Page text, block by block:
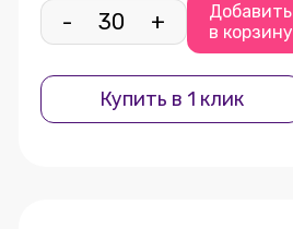
- +
Добавить
в корзину
Купить в 1 клик